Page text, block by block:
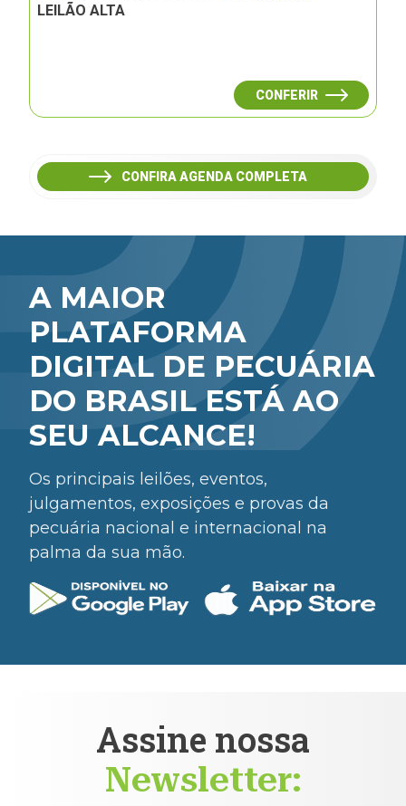
LEILÃO ALTA
CONFERIR
CONFIRA AGENDA COMPLETA
A MAIOR
PLATAFORMA
DIGITAL DE PECUÁRIA
DO BRASIL ESTÁ AO
SEU ALCANCE!
Os principais leilões, eventos,
julgamentos, exposições e provas da
pecuária nacional e internacional na
palma da sua mão.
Assine nossa
Newsletter: